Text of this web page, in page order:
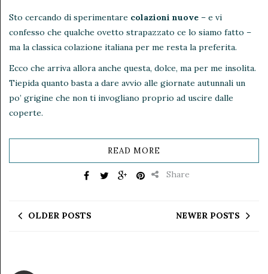
Sto cercando di sperimentare colazioni nuove – e vi
confesso che qualche ovetto strapazzato ce lo siamo fatto –
ma la classica colazione italiana per me resta la preferita.
Ecco che arriva allora anche questa, dolce, ma per me insolita.
Tiepida quanto basta a dare avvio alle giornate autunnali un
po’ grigine che non ti invogliano proprio ad uscire dalle
coperte.
READ MORE
Share
OLDER POSTS NEWER POSTS